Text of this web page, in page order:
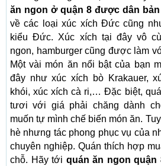
ăn ngon ở quận 8 được dân
về các loại xúc xích Đức cũng
kiểu Đức. Xúc xích tại đây vô
ngon, hamburger cũng được làm
Một vài món ăn nổi bật của bạn
đây như xúc xích bò Krakauer,
khói, xúc xích cà ri,… Đặc biệt,
tươi với giá phải chăng dành
muốn tự mình chế biến món ăn.
hè nhưng tác phong phục vụ của
chuyên nghiệp. Quán thích hợp
chỗ. Hãy tới quán ăn ngon quận